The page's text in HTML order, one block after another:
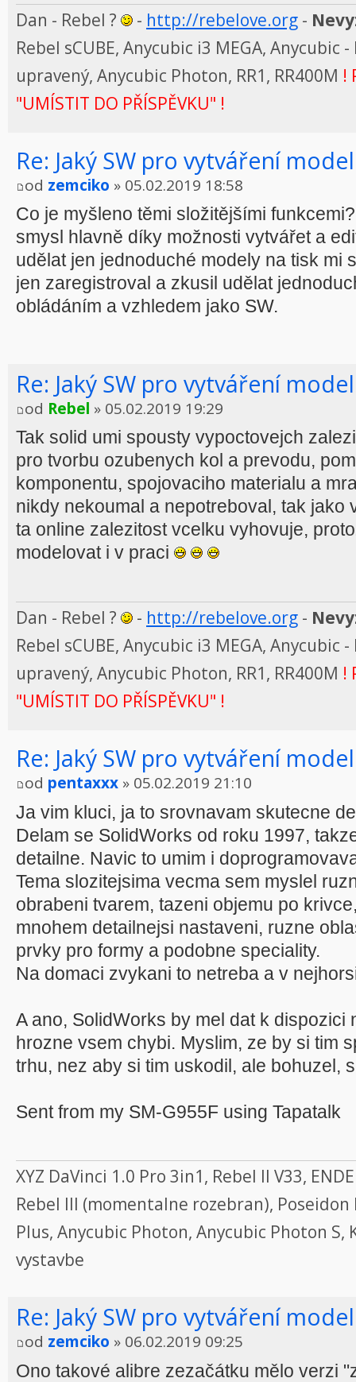
Dan - Rebel ? - http://rebelove.org -
Rebel sCUBE, Anycubic i3 MEGA, Anycubic
upravený, Anycubic Photon, RR1, RR400M !
"UMÍSTIT DO PŘÍSPĚVKU" !
Re: Jaký SW pro vytváření
od zemciko » 05.02.2019 18:58
Co je myšleno těmi složitějšími
smysl hlavně díky možnosti vytvářet a
udělat jen jednoduché modely na tisk mi
jen zaregistroval a zkusil udělat
obládáním a vzhledem jako SW.
Re: Jaký SW pro vytváření
od Rebel » 05.02.2019 19:29
Tak solid umi spousty vypoctovejch
pro tvorbu ozubenych kol a prevodu,
komponentu, spojovaciho materialu a
nikdy nekoumal a nepotreboval, tak jako
ta online zalezitost vcelku vyhovuje,
modelovat i v praci
Dan - Rebel ? - http://rebelove.org -
Rebel sCUBE, Anycubic i3 MEGA, Anycubic
upravený, Anycubic Photon, RR1, RR400M !
"UMÍSTIT DO PŘÍSPĚVKU" !
Re: Jaký SW pro vytváření
od pentaxxx » 05.02.2019 21:10
Ja vim kluci, ja to srovnavam skutecne
Delam se SolidWorks od roku 1997,
detailne. Navic to umim i
Tema slozitejsima vecma sem myslel
obrabeni tvarem, tazeni objemu po
mnohem detailnejsi nastaveni, ruzne
prvky pro formy a podobne speciality.
Na domaci zvykani to netreba a v
A ano, SolidWorks by mel dat k dispozici
hrozne vsem chybi. Myslim, ze by si tim
trhu, nez aby si tim uskodil, ale bohuzel,
Sent from my SM-G955F using Tapatalk
XYZ DaVinci 1.0 Pro 3in1, Rebel II V33,
Rebel III (momentalne rozebran), Poseidon
Plus, Anycubic Photon, Anycubic Photon S,
vystavbe
Re: Jaký SW pro vytváření
od zemciko » 06.02.2019 09:25
Ono takové alibre zezačátku mělo verzi